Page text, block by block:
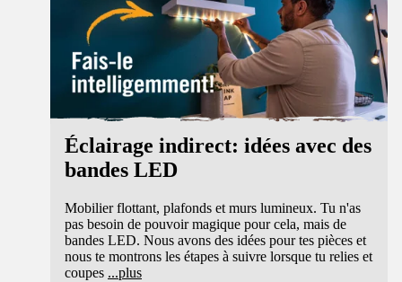
Éclairage indirect: idées avec des
bandes LED
Mobilier flottant, plafonds et murs lumineux. Tu n'as
pas besoin de pouvoir magique pour cela, mais de
bandes LED. Nous avons des idées pour tes pièces et
nous te montrons les étapes à suivre lorsque tu relies et
coupes ...plus